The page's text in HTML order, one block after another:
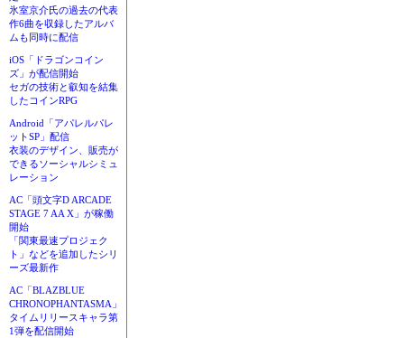
氷室京介氏の過去の代表
作6曲を収録したアルバ
ムも同時に配信
iOS「ドラゴンコイン
ズ」が配信開始
セガの技術と叡知を結集
したコインRPG
Android「アパレルパレ
ットSP」配信
衣装のデザイン、販売が
できるソーシャルシミュ
レーション
AC「頭文字D ARCADE
STAGE 7 AA X」が稼働
開始
「関東最速プロジェク
ト」などを追加したシリ
ーズ最新作
AC「BLAZBLUE
CHRONOPHANTASMA」
タイムリリースキャラ第
1弾を配信開始